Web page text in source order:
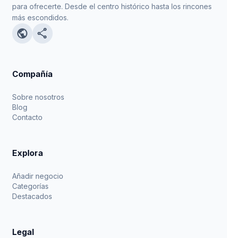
para ofrecerte. Desde el centro histórico hasta los rincones
más escondidos.
public share
Compañía
Sobre nosotros
Blog
Contacto
Explora
Añadir negocio
Categorías
Destacados
Legal